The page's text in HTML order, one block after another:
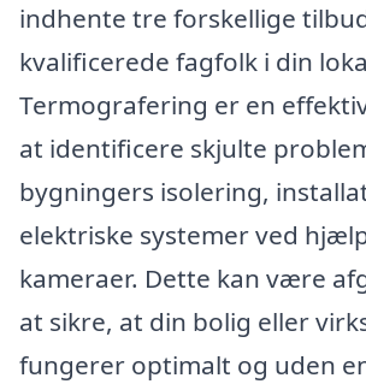
indhente tre forskellige
kvalificerede fagfolk i din
Termografering er en
at identificere skjulte
bygningers isolering,
elektriske systemer ved
kameraer. Dette kan være
at sikre, at din bolig eller
fungerer optimalt og uden